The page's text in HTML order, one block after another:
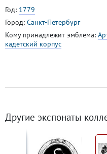
Год: 1779
Город: Санкт-Петербург
Кому принадлежит эмблема:
кадетский корпус
Другие экспонаты